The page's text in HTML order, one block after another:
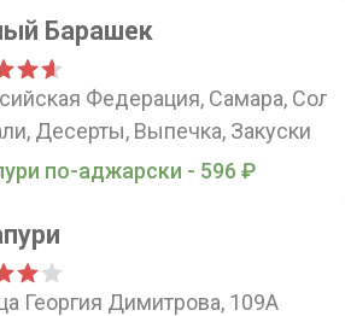
Барашек
Федерация, Самара,
Десерты, Выпечка, Закуски
по-аджарски - 596 ₽
Георгия Димитрова, 109А